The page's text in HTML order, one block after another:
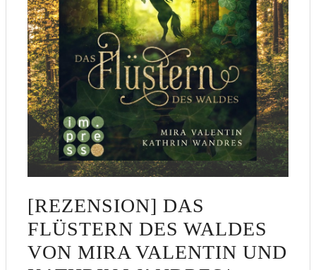
[REZENSION] DAS
FLÜSTERN DES WALDES
VON MIRA VALENTIN UND